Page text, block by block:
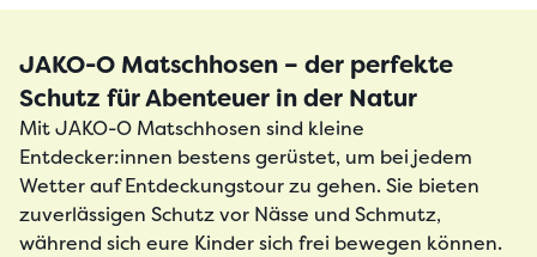
JAKO-O Matschhosen – der perfekte
Schutz für Abenteuer in der Natur
MitJAKO-O Matschhosen sind kleine
Entdecker:innen bestens gerüstet, um bei jedem
Wetter auf Entdeckungstour zu gehen. Sie bieten
zuverlässigen Schutz vor Nässe und Schmutz,
während sich eure Kinder sich frei bewegen können.